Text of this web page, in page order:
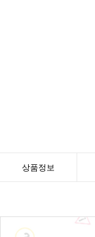
상품정보